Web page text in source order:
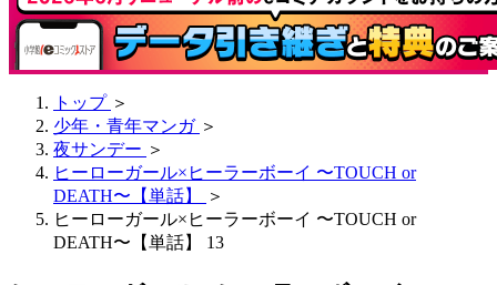
トップ ＞
少年・青年マンガ ＞
夜サンデー ＞
ヒーローガール×ヒーラーボーイ 〜TOUCH or
DEATH〜【単話】
＞
ヒーローガール×ヒーラーボーイ 〜TOUCH or
DEATH〜【単話】 13